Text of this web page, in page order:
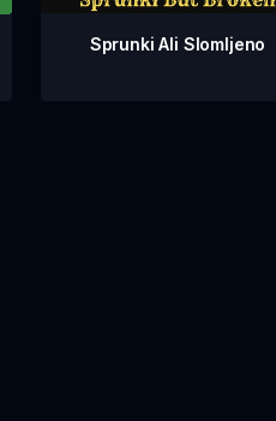
Sprunki Ali Slomljeno